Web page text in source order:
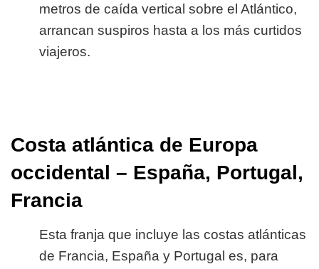
metros de caída vertical sobre el Atlántico,
arrancan suspiros hasta a los más curtidos
viajeros.
Costa atlántica de Europa
occidental – España, Portugal,
Francia
Esta franja que incluye las costas atlánticas
de Francia, España y Portugal es, para